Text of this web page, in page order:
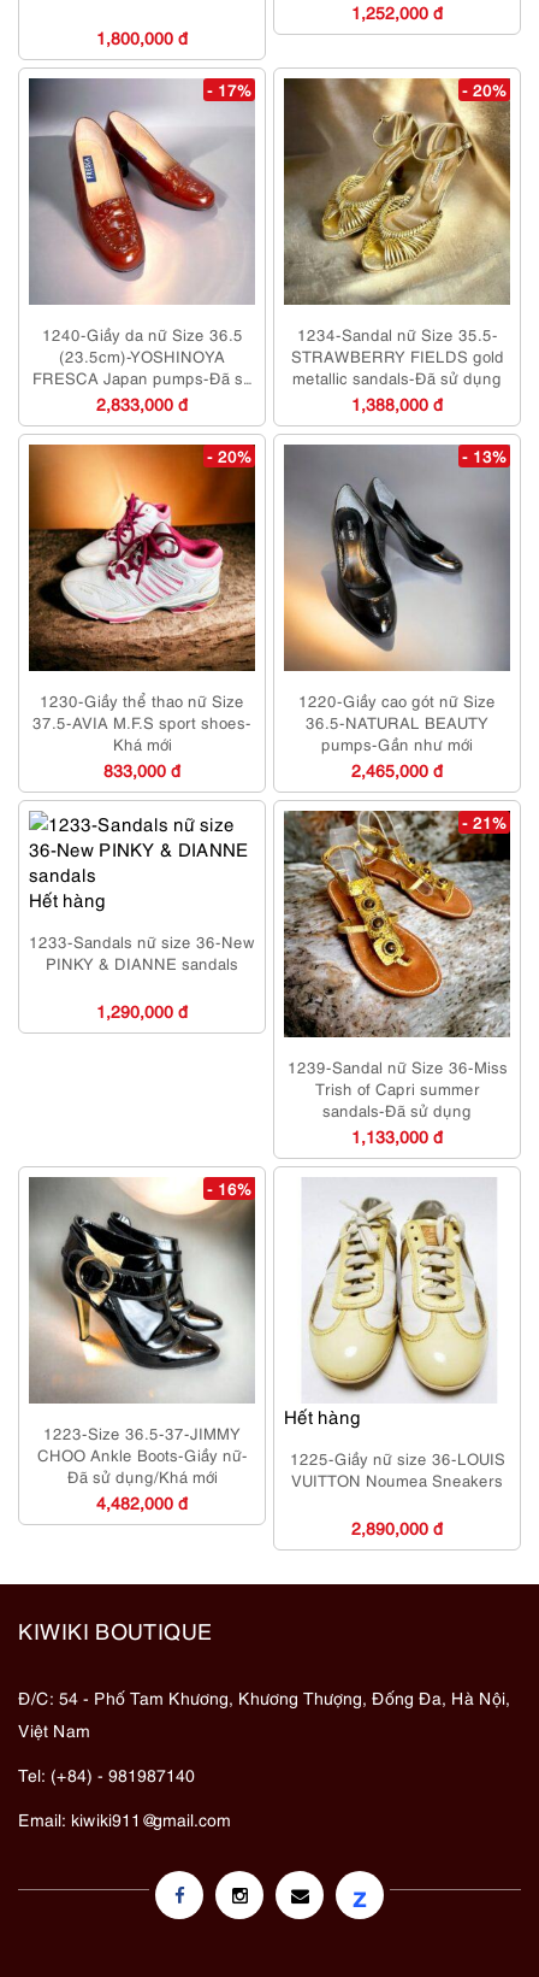
1,800,000 đ
1,252,000 đ
- 17%
1240-Giầy da nữ Size 36.5
(23.5cm)-YOSHINOYA
FRESCA Japan pumps-Đã sử
dụng/Khá mới
2,833,000 đ
- 20%
1234-Sandal nữ Size 35.5-
STRAWBERRY FIELDS gold
metallic sandals-Đã sử dụng
1,388,000 đ
- 20%
1230-Giầy thể thao nữ Size
37.5-AVIA M.F.S sport shoes-
Khá mới
833,000 đ
- 13%
1220-Giầy cao gót nữ Size
36.5-NATURAL BEAUTY
pumps-Gần như mới
2,465,000 đ
Hết hàng
1233-Sandals nữ size 36-New
PINKY & DIANNE sandals
1,290,000 đ
- 21%
1239-Sandal nữ Size 36-Miss
Trish of Capri summer
sandals-Đã sử dụng
1,133,000 đ
- 16%
1223-Size 36.5-37-JIMMY
CHOO Ankle Boots-Giầy nữ-
Đã sử dụng/Khá mới
4,482,000 đ
Hết hàng
1225-Giầy nữ size 36-LOUIS
VUITTON Noumea Sneakers
2,890,000 đ
KIWIKI BOUTIQUE
Đ/C: 54 - Phố Tam Khương, Khương Thượng, Đống Đa, Hà Nội,
Việt Nam
Tel: (+84) - 981987140
Email: kiwiki911@gmail.com
z